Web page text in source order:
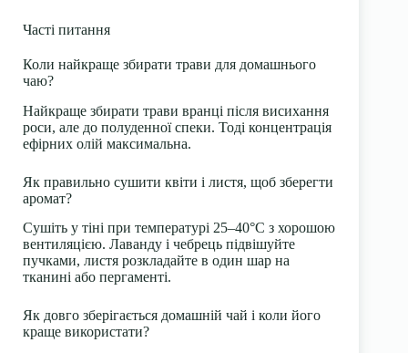
Часті питання
Коли найкраще збирати трави для домашнього
чаю?
Найкраще збирати трави вранці після висихання
роси, але до полуденної спеки. Тоді концентрація
ефірних олій максимальна.
Як правильно сушити квіти і листя, щоб зберегти
аромат?
Сушіть у тіні при температурі 25–40°C з хорошою
вентиляцією. Лаванду і чебрець підвішуйте
пучками, листя розкладайте в один шар на
тканині або пергаменті.
Як довго зберігається домашній чай і коли його
краще використати?